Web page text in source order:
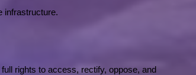
infrastructure.
rights to access, rectify, oppose, and